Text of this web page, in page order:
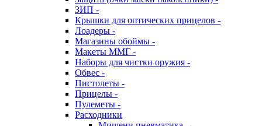
ЗИП -
Крышки для оптических прицелов -
Лоадеры -
Магазины обоймы -
Макеты ММГ -
Наборы для чистки оружия -
Обвес -
Пистолеты -
Прицелы -
Пулеметы -
Расходники